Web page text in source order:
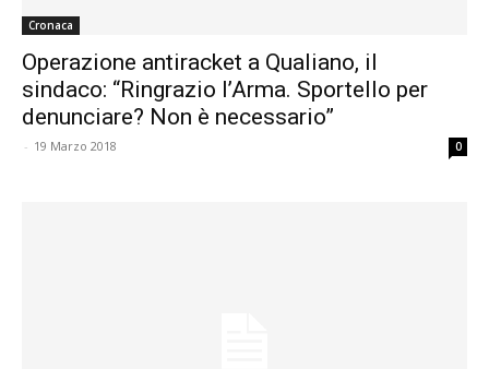
Cronaca
Operazione antiracket a Qualiano, il
sindaco: “Ringrazio l’Arma. Sportello per
denunciare? Non è necessario”
- 19 Marzo 2018 0